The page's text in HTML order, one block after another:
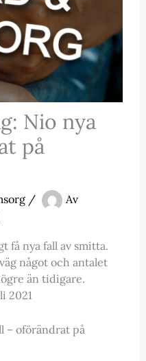
Nio nya
på
/
Av
få nya fall av smitta.
något och antalet
än tidigare.
2021
– oförändrat på